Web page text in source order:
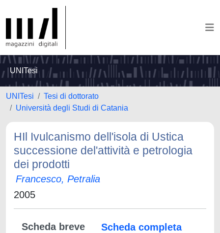
UNITesi
UNITesi
Tesi di dottorato
Università degli Studi di Catania
HIl Ivulcanismo dell'isola di Ustica
successione del'attività e petrologia
dei prodotti
Francesco, Petralia
2005
Scheda breve
Scheda completa